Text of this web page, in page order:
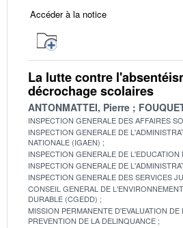
Accéder à la notice
La lutte contre
décrochage scolaires
ANTONMATTEI, Pierre
INSPECTION GENERALE DES AFFAIRES
INSPECTION GENERALE DE
NATIONALE (IGAEN)
INSPECTION GENERALE DE L'EDUCATION
INSPECTION GENERALE DE
INSPECTION GENERALE DES SERVICES
CONSEIL GENERAL DE
DURABLE (CGEDD)
MISSION PERMANENTE D'EVALUATION
PREVENTION DE LA DELINQUANCE